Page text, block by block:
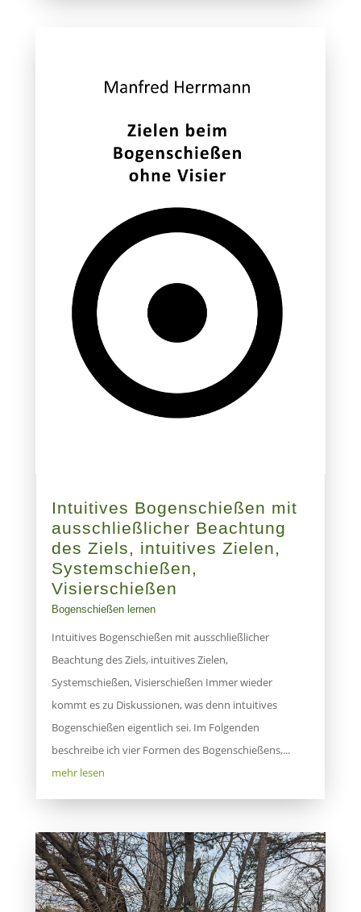
Intuitives Bogenschießen mit
ausschließlicher Beachtung
des Ziels, intuitives Zielen,
Systemschießen,
Visierschießen
Bogenschießen lernen
Intuitives Bogenschießen mit ausschließlicher
Beachtung des Ziels, intuitives Zielen,
Systemschießen, Visierschießen Immer wieder
kommt es zu Diskussionen, was denn intuitives
Bogenschießen eigentlich sei. Im Folgenden
beschreibe ich vier Formen des Bogenschießens,...
mehr lesen